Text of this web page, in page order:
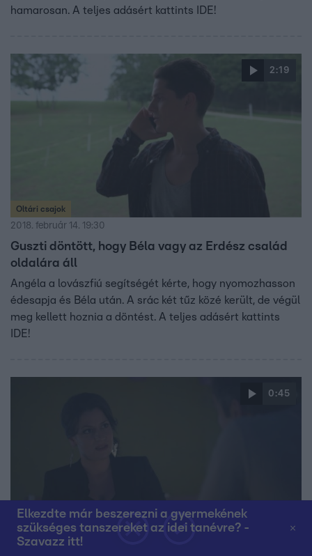
Elkezdte már beszerezni a gyermekének
szükséges tanszereket az idei tanévre? -
Szavazz itt!
hamarosan. A teljes adásért kattints IDE!
2:19
Oltári csajok
2018. február 14. 19:30
Guszti döntött, hogy Béla vagy az Erdész család
oldalára áll
Angéla a lovászfiú segítségét kérte, hogy nyomozhasson
édesapja és Béla után. A srác két tűz közé került, de végül
meg kellett hoznia a döntést. A teljes adásért kattints
IDE!
0:45
Oltári csajok